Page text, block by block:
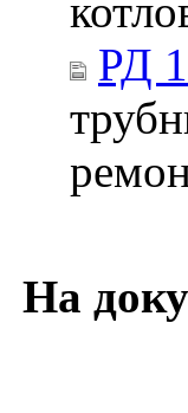
РД
На